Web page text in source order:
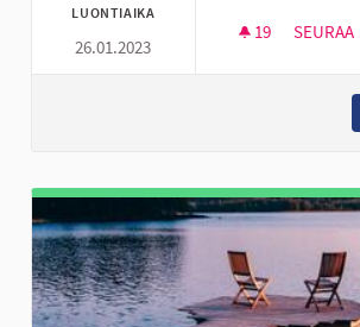
LUONTIAIKA
26.01.2023
19 19
SEURAA